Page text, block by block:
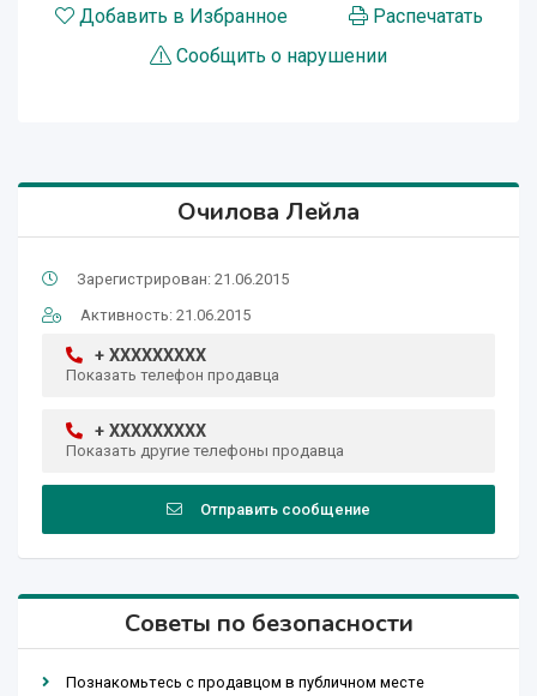
Добавить в Избранное
Распечатать
Сообщить о нарушении
Очилова Лейла
Зарегистрирован: 21.06.2015
Активность: 21.06.2015
+ XXXXXXXXX
Показать телефон продавца
+ XXXXXXXXX
Показать другие телефоны продавца
Отправить сообщение
Советы по безопасности
Познакомьтесь с продавцом в публичном месте